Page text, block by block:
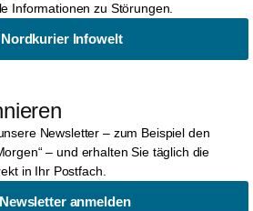
Informationen zu Störungen.
Infowelt
Newsletter – zum Beispiel den
– und erhalten Sie täglich die
in Ihr Postfach.
anmelden